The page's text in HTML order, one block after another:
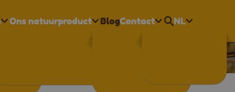
Ons natuurproduct BlogContact NL
bijen
en praktische honingtips. Ben je